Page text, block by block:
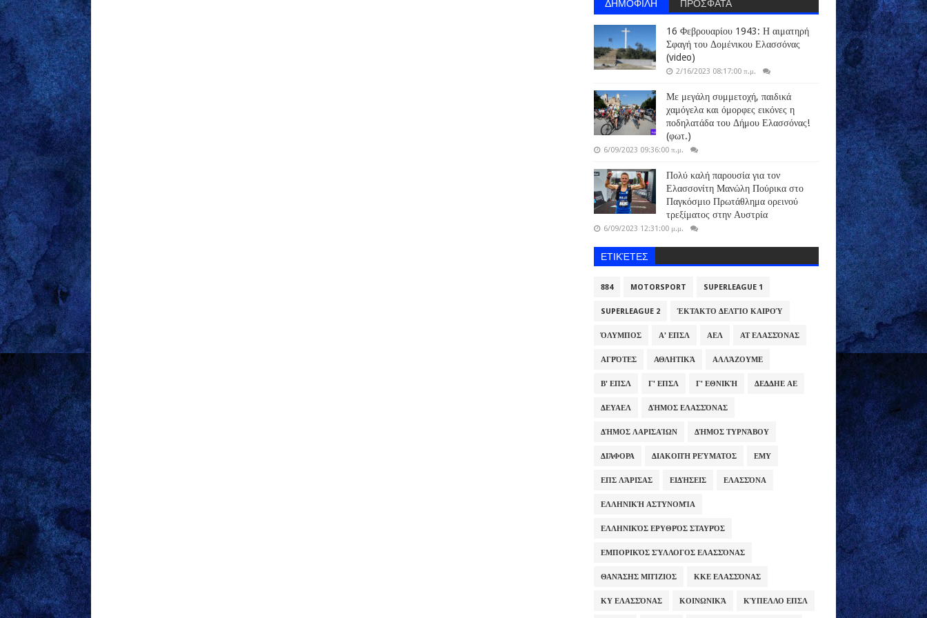
16 Φεβρουαρίου 1943: Η αιματηρή
Σφαγή του Δομένικου Ελασσόνας
(video)
2/16/2023 08:17:00 π.μ.
Με μεγάλη συμμετοχή, παιδικά
χαμόγελα και όμορφες εικόνες η
ποδηλατάδα του Δήμου Ελασσόνας!
(φωτ.)
6/09/2023 09:36:00 π.μ.
Πολύ καλή παρουσία για τον
Ελασσονίτη Μανώλη Πούρικα στο
Παγκόσμιο Πρωτάθλημα ορεινού
τρεξίματος στην Αυστρία
6/09/2023 12:31:00 μ.μ.
ΕΤΙΚΈΤΕΣ
884 MOTORSPORT SUPERLEAGUE 1
SUPERLEAGUE 2 ΈΚΤΑΚΤΟ ΔΕΛΤΊΟ ΚΑΙΡΟΎ
ΌΛΥΜΠΟΣ Α' ΕΠΣΛ ΑΕΛ ΑΤ ΕΛΑΣΣΌΝΑΣ
ΑΓΡΌΤΕΣ ΑΘΛΗΤΙΚΆ ΑΛΛΆΖΟΥΜΕ
Β' ΕΠΣΛ Γ' ΕΠΣΛ Γ' ΕΘΝΙΚΉ ΔΕΔΔΗΕ ΑΕ
ΔΕΥΑΕΛ ΔΉΜΟΣ ΕΛΑΣΣΌΝΑΣ
ΔΉΜΟΣ ΛΑΡΙΣΑΊΩΝ ΔΉΜΟΣ ΤΥΡΝΆΒΟΥ
ΔΙΆΦΟΡΑ ΔΙΑΚΟΠΉ ΡΕΎΜΑΤΟΣ ΕΜΥ
ΕΠΣ ΛΆΡΙΣΑΣ ΕΙΔΉΣΕΙΣ ΕΛΑΣΣΌΝΑ
ΕΛΛΗΝΙΚΉ ΑΣΤΥΝΟΜΊΑ
ΕΛΛΗΝΙΚΌΣ ΕΡΥΘΡΌΣ ΣΤΑΥΡΌΣ
ΕΜΠΟΡΙΚΌΣ ΣΎΛΛΟΓΟΣ ΕΛΑΣΣΌΝΑΣ
ΘΑΝΆΣΗΣ ΜΠΊΖΙΟΣ ΚΚΕ ΕΛΑΣΣΌΝΑΣ
ΚΥ ΕΛΑΣΣΌΝΑΣ ΚΟΙΝΩΝΙΚΆ ΚΎΠΕΛΛΟ ΕΠΣΛ